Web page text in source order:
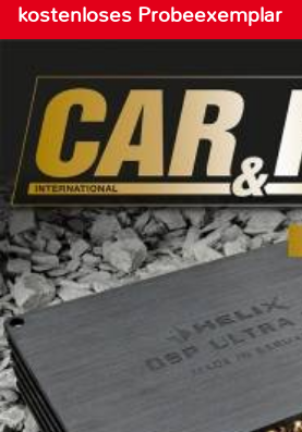
kostenloses Probeexemplar